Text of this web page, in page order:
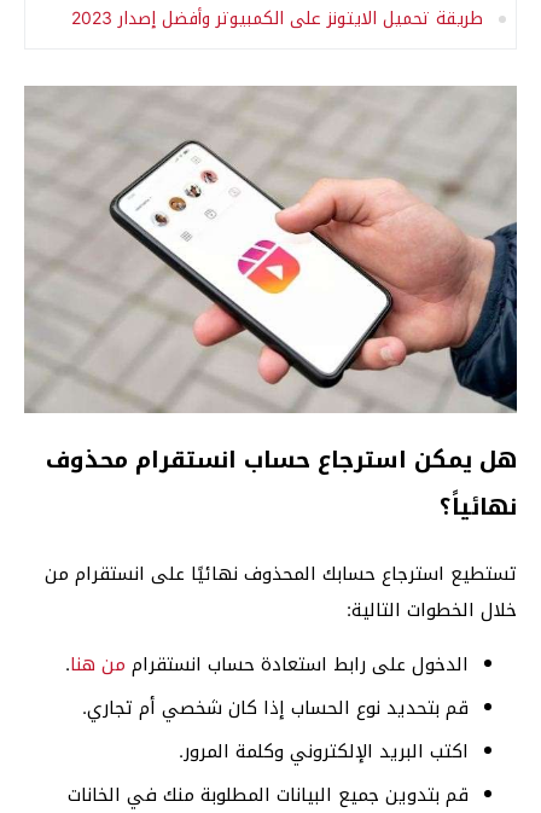
طريقة تحميل الايتونز على الكمبيوتر وأفضل إصدار 2023
هل يمكن استرجاع حساب انستقرام محذوف
نهائياً؟
تستطيع استرجاع حسابك المحذوف نهائيًا على انستقرام من
خلال الخطوات التالية:
الدخول على رابط استعادة حساب انستقرام من هنا.
قم بتحديد نوع الحساب إذا كان شخصي أم تجاري.
اكتب البريد الإلكتروني وكلمة المرور.
قم بتدوين جميع البيانات المطلوبة منك في الخانات